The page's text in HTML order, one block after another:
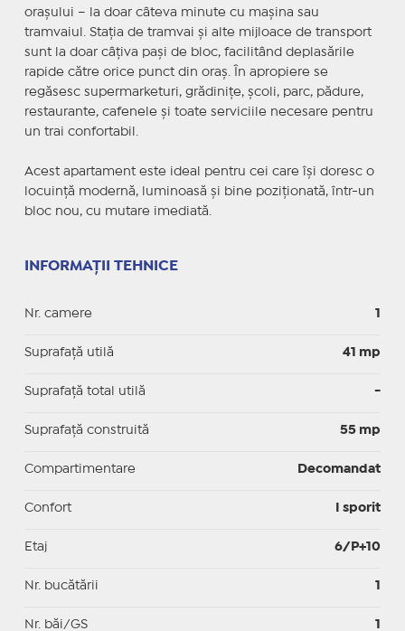
orașului – la doar câteva minute cu mașina sau
tramvaiul. Stația de tramvai și alte mijloace de transport
sunt la doar câțiva pași de bloc, facilitând deplasările
rapide către orice punct din oraș. În apropiere se
regăsesc supermarketuri, grădinițe, școli, parc, pădure,
restaurante, cafenele și toate serviciile necesare pentru
un trai confortabil.
Acest apartament este ideal pentru cei care își doresc o
locuință modernă, luminoasă și bine poziționată, într-un
bloc nou, cu mutare imediată.
INFORMAȚII TEHNICE
Nr. camere 1
Suprafaţă utilă 41 mp
Suprafaţă total utilă -
Suprafaţă construită 55 mp
Compartimentare Decomandat
Confort I sporit
Etaj 6/P+10
Nr. bucătării 1
Nr. băi/GS 1